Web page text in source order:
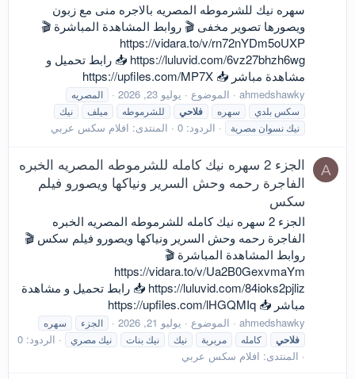
سهره نيك للشرموطه المصريه بالاجره منى مع زبون
ويصورها تصوير مخفى 🎬 روابط المشاهدة المباشرة 🎬
https://vidara.to/v/rn72nYDm5oUXP
https://luluvid.com/6vz27bhzh6wg 📥 رابط تحميل و
مشاهدة مباشر 📥 https://upfiles.com/MP7X
ahmedshawky الموضوع يوليو 23, 2026
المصريه
سكس بلدي
سهره فلاحي للشرموطه ميلف
نيك
نيك نسوان مصرية
الردود: 0 المنتدى: افلام سكس عربي
A
الجزء 2 سهره نيك كامله للشرموطه المصريه الخبره
الفاجرة رحمه وحش السرير ونياكها ويصورو فيلم
سكس
الجزء 2 سهره نيك كامله للشرموطه المصريه الخبره
الفاجرة رحمه وحش السرير ونياكها ويصورو فيلم سكس 🎬
روابط المشاهدة المباشرة 🎬
https://vidara.to/v/Ua2B0GexvmaYm
https://luluvid.com/84ioks2pjliz 📥 رابط تحميل و مشاهدة
مباشر 📥 https://upfiles.com/lHGQMIq
ahmedshawky الموضوع يوليو 21, 2026 الجزء سهره
فلاحي كامله مربربة نيك نيك بنات نيك مصري
الردود: 0
المنتدى: افلام سكس عربي